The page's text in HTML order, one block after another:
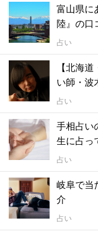
富山県に
陸』の口
占い
【北海
い師・波
占い
手相占い
生に占っ
占い
岐阜で当
介
占い